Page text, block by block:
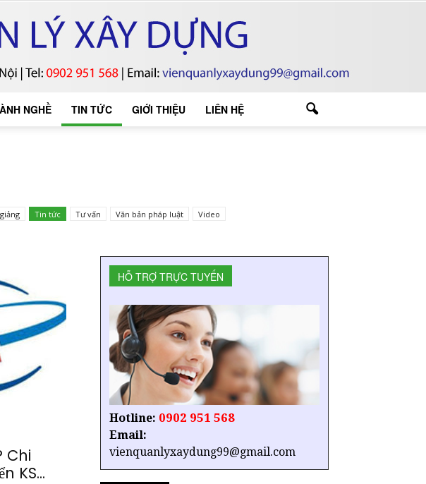
NGHỀ TIN TỨC GIỚI THIỆU LIÊN HỆ
Tin tức Tư vấn Văn bản pháp luật Video
Chi
KS...
HỖ TRỢ TRỰC TUYẾN
Hotline: 0902 951 568
Email:
vienquanlyxaydung99@gmail.com